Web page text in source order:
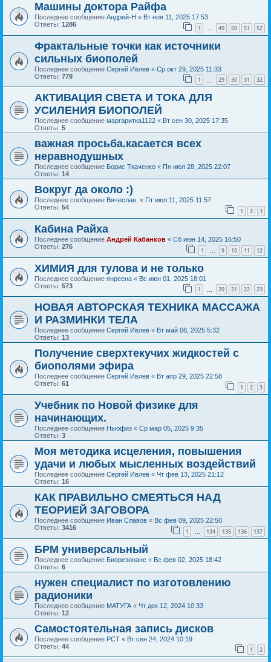
Машины доктора Райфа
Последнее сообщение Андрей-Н « Вт ноя 11, 2025 17:53
Ответы: 1286 1 … 49 50 51 52
Фрактальные точки как источники
сильных биополей
Последнее сообщение Сергей Ивлев « Ср окт 29, 2025 11:33
Ответы: 779 1 29 30 31 32
АКТИВАЦИЯ СВЕТА И ТОКА ДЛЯ
УСИЛЕНИЯ БИОПОЛЕЙ
Последнее сообщение маргаритка1122 « Вт сен 30, 2025 17:35
Ответы: 5
важная просьба.касается всех
неравнодушных
Последнее сообщение Борис Ткаченко « Пн июл 28, 2025 22:07
Ответы: 14
Вокруг да около :)
Последнее сообщение Вячеслав. « Пт июл 11, 2025 11:57
Ответы: 54 1 2 3
Кабина Райха
Последнее сообщение Андрей Кабанков « Сб июн 14, 2025 16:50
Ответы: 276 1 … 9 10 11 12
ХИМИЯ для тулова и не только
Последнее сообщение янреена « Вс июн 01, 2025 18:01
Ответы: 573 1 20 21 22 23
НОВАЯ АВТОРСКАЯ ТЕХНИКА МАССАЖА
И РАЗМИНКИ ТЕЛА
Последнее сообщение Сергей Ивлев « Вт май 06, 2025 5:32
Ответы: 13
Получение сверхтекучих жидкостей с
биополями эфира
Последнее сообщение Сергей Ивлев « Вт апр 29, 2025 22:58
Ответы: 61 1 2 3
Учебник по Новой физике для
начинающих.
Последнее сообщение Ньюфиз « Ср мар 05, 2025 9:35
Ответы: 3
Моя методика исцеления, повышения
удачи и любых мысленных воздействий
Последнее сообщение Сергей Ивлев « Чт фев 13, 2025 21:12
Ответы: 16
КАК ПРАВИЛЬНО СМЕЯТЬСЯ НАД
ТЕОРИЕЙ ЗАГОВОРА
Последнее сообщение Иван Славов « Вс фев 09, 2025 22:50
Ответы: 3416 1 134 135 136 137
БРМ универсальный
Последнее сообщение Биорезонанс « Вс фев 02, 2025 18:42
Ответы: 6
нужен специалист по изготовлению
радионики
Последнее сообщение МАТУГА « Чт дек 12, 2024 10:33
Ответы: 12
Самостоятельная запись дисков
Последнее сообщение РСТ « Вт сен 24, 2024 10:19
Ответы: 44 1 2